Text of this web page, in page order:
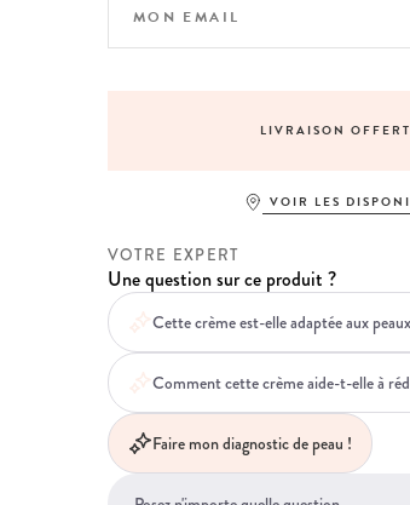
LIVRAISON
VOIR LES
VOTRE EXPERT
Une question sur ce produit ?
Cette crème est-elle adaptée aux
Comment cette crème aide-t-elle à
Faire mon diagnostic de peau !